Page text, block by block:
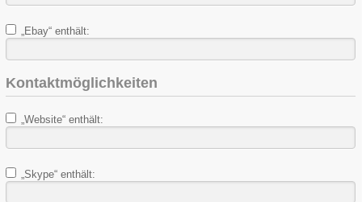
„Ebay“ enthält:
Kontaktmöglichkeiten
„Website“ enthält:
„Skype“ enthält: